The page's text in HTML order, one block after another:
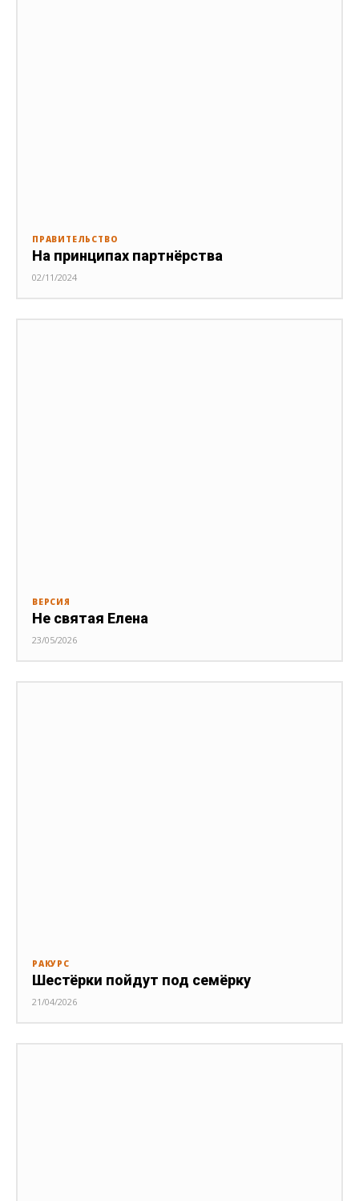
ПРАВИТЕЛЬСТВО
На принципах партнёрства
02/11/2024
ВЕРСИЯ
Не святая Елена
23/05/2026
РАКУРС
Шестёрки пойдут под семёрку
21/04/2026